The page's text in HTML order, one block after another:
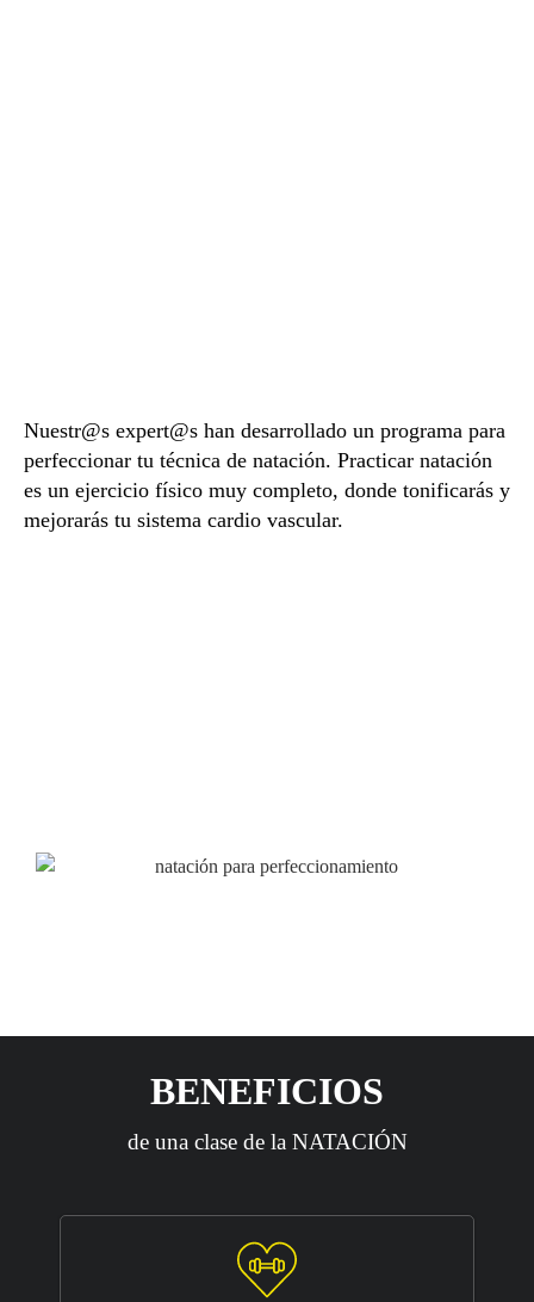
Nuestr@s expert@s han desarrollado un programa para
perfeccionar tu técnica de natación. Practicar natación
es un ejercicio físico muy completo, donde tonificarás y
mejorarás tu sistema cardio vascular.
BENEFICIOS
de una clase de la NATACIÓN